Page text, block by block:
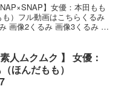
】女優：本田もも
も）フル動画はこちらくるみ
画像2くるみ 画像3くるみ 画
人ムクムク 】 女優：
ほんだもも）